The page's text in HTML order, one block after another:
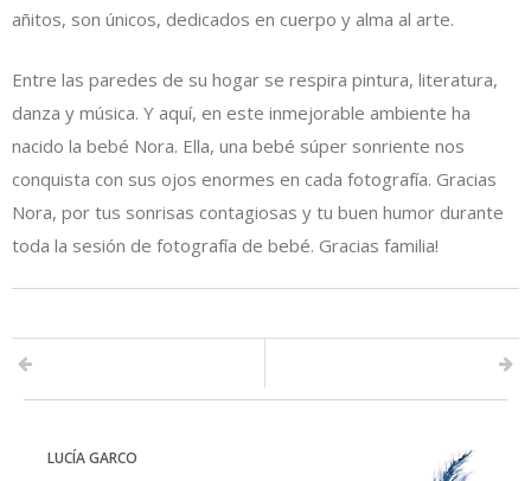
añitos, son únicos, dedicados en cuerpo y alma al arte.
Entre las paredes de su hogar se respira pintura, literatura,
danza y música. Y aquí, en este inmejorable ambiente ha
nacido la bebé Nora. Ella, una bebé súper sonriente nos
conquista con sus ojos enormes en cada fotografía. Gracias
Nora, por tus sonrisas contagiosas y tu buen humor durante
toda la sesión de fotografía de bebé. Gracias familia!
LUCÍA GARCO